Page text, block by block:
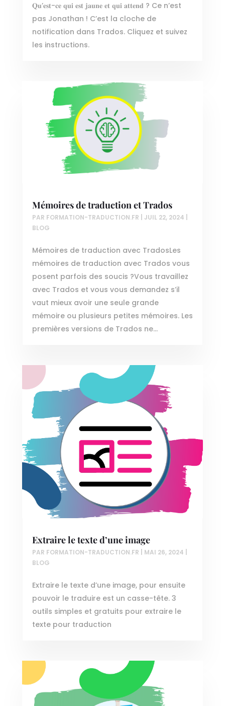
𝐐𝐮’𝐞𝐬𝐭-𝐜𝐞 𝐪𝐮𝐢 𝐞𝐬𝐭 𝐣𝐚𝐮𝐧𝐞 𝐞𝐭 𝐪𝐮𝐢 𝐚𝐭𝐭𝐞𝐧𝐝 ? Ce n’est
pas Jonathan ! C’est la cloche de
notification dans Trados. Cliquez et suivez
les instructions.
Mémoires de traduction et Trados
PAR FORMATION-TRADUCTION.FR JUIL 22, 2024
BLOG
Mémoires de traduction avec TradosLes
mémoires de traduction avec Trados vous
posent parfois des soucis ?Vous travaillez
avec Trados et vous vous demandez s’il
vaut mieux avoir une seule grande
mémoire ou plusieurs petites mémoires. Les
premières versions de Trados ne...
Extraire le texte d’une image
PAR FORMATION-TRADUCTION.FR MAI 26, 2024
BLOG
Extraire le texte d’une image, pour ensuite
pouvoir le traduire est un casse-tête. 3
outils simples et gratuits pour extraire le
texte pour traduction